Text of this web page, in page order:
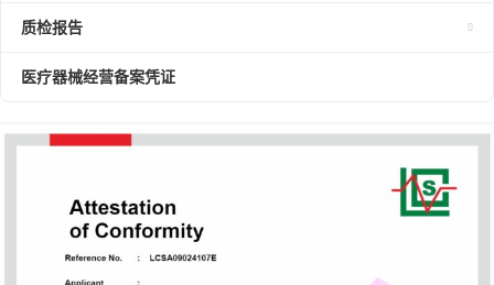
质检报告
医疗器械经营备案凭证